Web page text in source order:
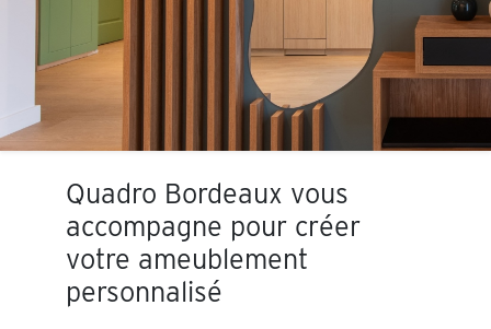
Quadro Bordeaux vous
accompagne pour créer
votre ameublement
personnalisé